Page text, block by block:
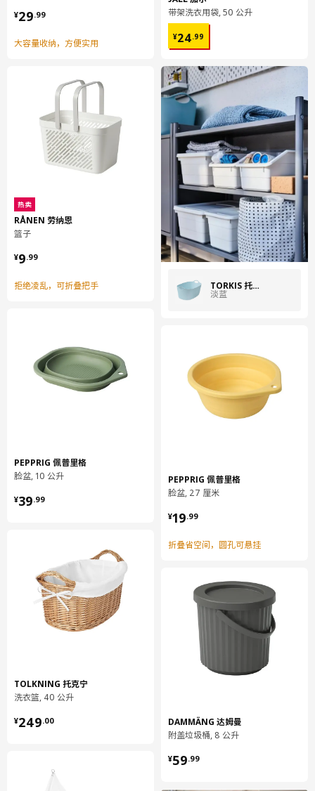
¥29.99
¥ 29.99
大容量收纳，方便实用
热卖
RÅNEN 劳纳恩
篮子
¥9.99
¥ 9.99
拒绝凌乱，可折叠把手
PEPPRIG 佩普里格
脸盆, 10 公升
¥39.99
¥ 39.99
TOLKNING 托克宁
洗衣篮, 40 公升
¥249.00
¥ 249.00
带架洗衣用袋, 50 公升
¥24.99
¥ 24.99
TORKIS 托吉斯
淡蓝
PEPPRIG 佩普里格
脸盆, 27 厘米
¥19.99
¥ 19.99
折叠省空间，圆孔可悬挂
DAMMÄNG 达姆曼
附盖垃圾桶, 8 公升
¥59.99
¥ 59.99